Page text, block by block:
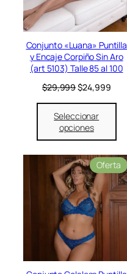
t
o
e
n
o
f
e
Conjunto «Luana» Puntilla
y Encaje Corpiño Sin Aro
(art 5103) Talle 85 al 100
$29,999E
r
e
c
i
o
o
r
i
g
n
a
l
$24,999E
c
i
o
a
c
t
s
Seleccionar
opciones
Oferta
r
o
d
n